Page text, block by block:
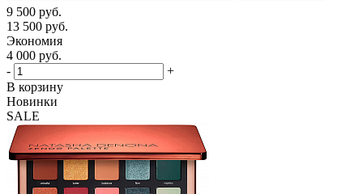
9 500 руб.
13 500 руб.
Экономия
4 000 руб.
-
+
В корзину
Новинки
SALE